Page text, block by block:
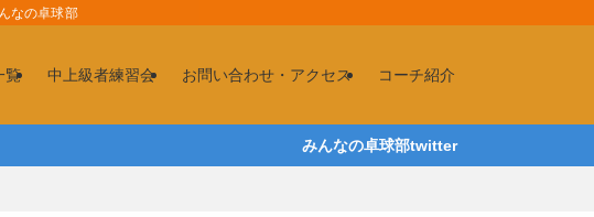
なの卓球部
覧 中上級者練習会 お問い合わせ・アクセス コーチ紹介
みんなの卓球部twitter